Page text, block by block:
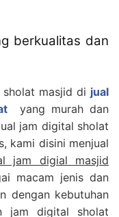
berkualitas dan
masjid di jual
yang murah dan
jam digital sholat
kami disini menjual
jam digial masjid
macam jenis dan
dengan kebutuhan
jam digital sholat